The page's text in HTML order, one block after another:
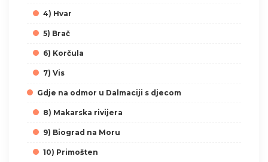
4) Hvar
5) Brač
6) Korčula
7) Vis
Gdje na odmor u Dalmaciji s djecom
8) Makarska rivijera
9) Biograd na Moru
10) Primošten